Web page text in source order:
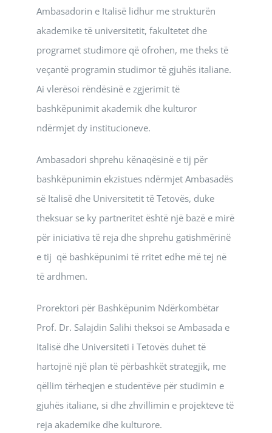
Ambasadorin e Italisë lidhur me strukturën
akademike të universitetit, fakultetet dhe
programet studimore që ofrohen, me theks të
veçantë programin studimor të gjuhës italiane.
Ai vlerësoi rëndësinë e zgjerimit të
bashkëpunimit akademik dhe kulturor
ndërmjet dy institucioneve.
Ambasadori shprehu kënaqësinë e tij për
bashkëpunimin ekzistues ndërmjet Ambasadës
së Italisë dhe Universitetit të Tetovës, duke
theksuar se ky partneritet është një bazë e mirë
për iniciativa të reja dhe shprehu gatishmërinë
e tij që bashkëpunimi të rritet edhe më tej në
të ardhmen.
Prorektori për Bashkëpunim Ndërkombëtar
Prof. Dr. Salajdin Salihi theksoi se Ambasada e
Italisë dhe Universiteti i Tetovës duhet të
hartojnë një plan të përbashkët strategjik, me
qëllim tërheqjen e studentëve për studimin e
gjuhës italiane, si dhe zhvillimin e projekteve të
reja akademike dhe kulturore.